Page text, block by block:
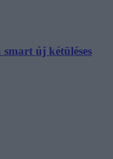
új kétüléses